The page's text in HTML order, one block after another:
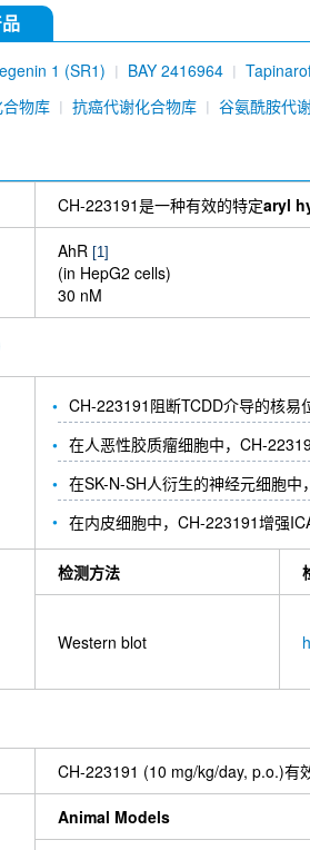
1 (SR1) BAY 2416964
物库 抗癌代谢化合物库 谷氨酰胺代
CH-223191是一种有效的特定aryl
AhR [1]
(in HepG2 cells)
30 nM
CH-223191阻断TCDD介导的核易
在人恶性胶质瘤细胞中，CH-
在SK-N-SH人衍生的神经元细胞
在内皮细胞中，CH-223191增强
检测方法
Western blot
CH-223191 (10 mg/kg/day, p.o.)有
Animal Models